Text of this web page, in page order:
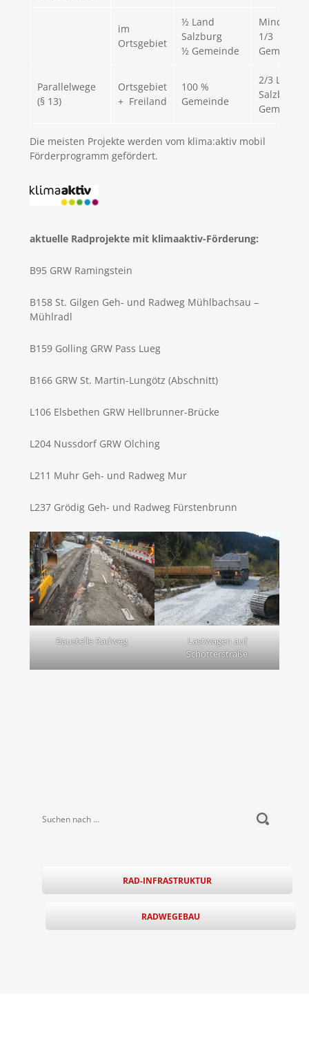
im
Ortsgebiet
½ Land
Salzburg
½ Gemeinde
1/3
Gemeinde
Parallelwege
(§ 13)
Ortsgebiet
+ Freiland
100 %
Gemeinde
2/3 Land
Gemeinde
Die meisten Projekte werden vom klima:aktiv mobil
Förderprogramm gefördert.
aktuelle Radprojekte mit klimaaktiv-Förderung:
B95 GRW Ramingstein
B158 St. Gilgen Geh- und Radweg Mühlbachsau –
Mühlradl
B159 Golling GRW Pass Lueg
B166 GRW St. Martin-Lungötz (Abschnitt)
L106 Elsbethen GRW Hellbrunner-Brücke
L204 Nussdorf GRW Olching
L211 Muhr Geh- und Radweg Mur
L237 Grödig Geh- und Radweg Fürstenbrunn
Baustelle Radweg
Lastwagen auf
Schotterstraße
RAD-INFRASTRUKTUR
RADWEGEBAU